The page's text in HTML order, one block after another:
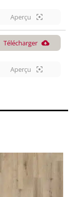
Aperçu
Télécharger
Aperçu